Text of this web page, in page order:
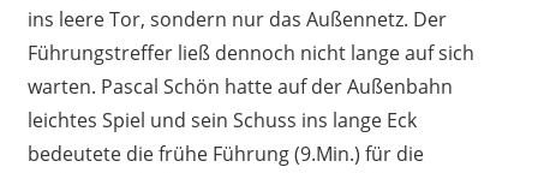
ins leere Tor, sondern nur das Außennetz. Der
Führungstreffer ließ dennoch nicht lange auf sich
warten. Pascal Schön hatte auf der Außenbahn
leichtes Spiel und sein Schuss ins lange Eck
bedeutete die frühe Führung (9.Min.) für die